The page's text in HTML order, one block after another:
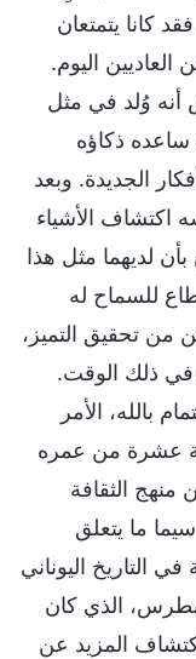
كانا يتمتعان
العاديين اليوم.
وُلد في مثل
ساعده ذكاؤه
الجديدة. وبعد
اكتشاف الأشياء
لديهما مثل هذا
للسماح له
من تحقيق التميز،
ذلك الوقت.
بالله، الأمر
عشرة من عمره
منهج الثقافة
سيما ما يتعلق
التاريخ اليوناني
بطرس، الذي كان
المزيد عن